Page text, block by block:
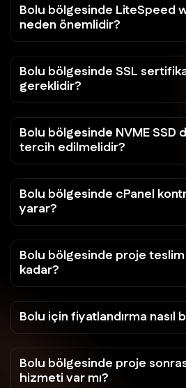
Bolu bölgesinde LiteSpeed
neden önemlidir?
Bolu bölgesinde SSL
gereklidir?
Bolu bölgesinde NVME SSD
tercih edilmelidir?
Bolu bölgesinde cPanel
yarar?
Bolu bölgesinde proje
kadar?
Bolu için fiyatlandırma nasıl
Bolu bölgesinde proje
hizmeti var mı?